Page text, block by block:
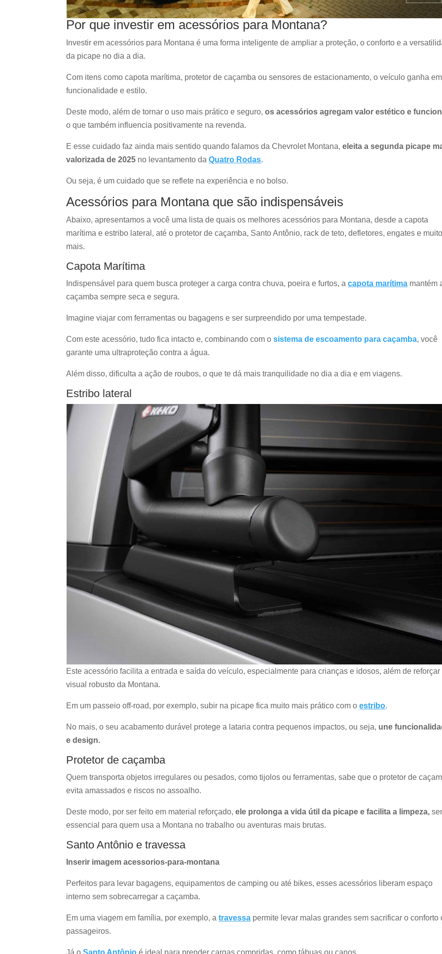
Por que investir em acessórios para Montana?
Investir em acessórios para Montana é uma forma inteligente de ampliar a proteção, o conforto e a
da picape no dia a dia.
Com itens como capota marítima, protetor de caçamba ou sensores de estacionamento, o veículo ganha em
funcionalidade e estilo.
Deste modo, além de tornar o uso mais prático e seguro, os acessórios agregam valor estético e
o que também influencia positivamente na revenda.
E esse cuidado faz ainda mais sentido quando falamos da Chevrolet Montana,eleita a segunda picape
valorizada de 2025 no levantamento daQuatro Rodas.
Ou seja, é um cuidado que se reflete na experiência e no bolso.
Acessórios para Montana que são indispensáveis
Abaixo, apresentamos a você uma lista de quais os melhores acessórios para Montana, desde a capota
marítima e estribo lateral, até o protetor de caçamba, Santo Antônio, rack de teto, defletores, engates e
mais.
Capota Marítima
Indispensável para quem busca proteger a carga contra chuva, poeira e furtos, acapota marítima mantém
caçamba sempre seca e segura.
Imagine viajar com ferramentas ou bagagens e ser surpreendido por uma tempestade.
Com este acessório, tudo fica intacto e, combinando com osistema de escoamento para caçamba, você
garante uma ultraproteção contra a água.
Além disso, dificulta a ação de roubos, o que te dá mais tranquilidade no dia a dia e em viagens.
Estribo lateral
Este acessório facilita a entrada e saída do veículo, especialmente para crianças e idosos, além de reforçar
visual robusto da Montana.
Em um passeio off-road, por exemplo, subir na picape fica muito mais prático com oestribo.
No mais, o seu acabamento durável protege a lataria contra pequenos impactos, ou seja, une
e design.
Protetor de caçamba
Quem transporta objetos irregulares ou pesados, como tijolos ou ferramentas, sabe que o protetor de
evita amassados e riscos no assoalho.
Deste modo, por ser feito em material reforçado,ele prolonga a vida útil da picape e facilita a limpeza,
essencial para quem usa a Montana no trabalho ou aventuras mais brutas.
Santo Antônio e travessa
Inserir imagem acessorios-para-montana
Perfeitos para levar bagagens, equipamentos de camping ou até bikes, esses acessórios liberam espaço
interno sem sobrecarregar a caçamba.
Em uma viagem em família, por exemplo, atravessa permite levar malas grandes sem sacrificar o conforto
passageiros.
Já oSanto Antônio é ideal para prender cargas compridas, como tábuas ou canos.